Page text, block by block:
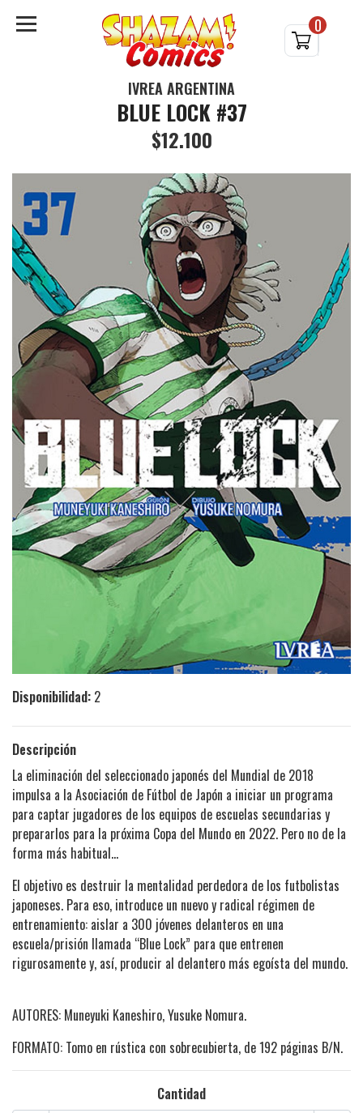
0
IVREA ARGENTINA
BLUE LOCK #37
$12.100
Disponibilidad: 2
Descripción
La eliminación del seleccionado japonés del Mundial de 2018
impulsa a la Asociación de Fútbol de Japón a iniciar un programa
para captar jugadores de los equipos de escuelas secundarias y
prepararlos para la próxima Copa del Mundo en 2022. Pero no de la
forma más habitual…
El objetivo es destruir la mentalidad perdedora de los futbolistas
japoneses. Para eso, introduce un nuevo y radical régimen de
entrenamiento: aislar a 300 jóvenes delanteros en una
escuela/prisión llamada “Blue Lock” para que entrenen
rigurosamente y, así, producir al delantero más egoísta del mundo.
AUTORES: Muneyuki Kaneshiro, Yusuke Nomura.
FORMATO: Tomo en rústica con sobrecubierta, de 192 páginas B/N.
Cantidad